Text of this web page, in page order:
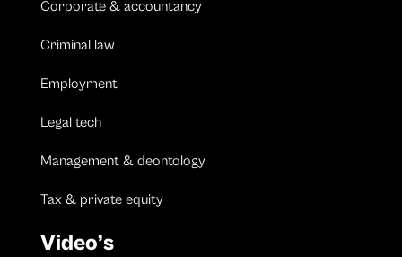
Corporate & accountancy
Criminal law
Employment
Legal tech
Management & deontology
Tax & private equity
Video’s